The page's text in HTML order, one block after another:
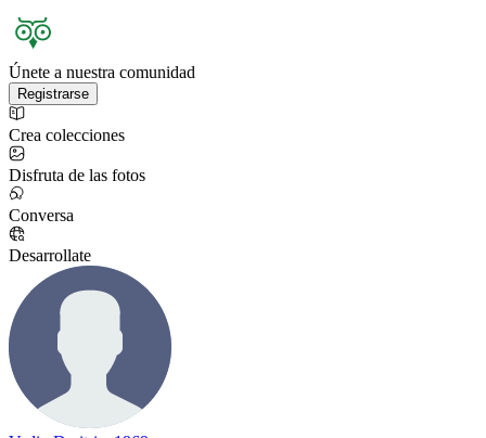
Únete a nuestra comunidad
Registrarse
Crea colecciones
Disfruta de las fotos
Conversa
Desarrollate